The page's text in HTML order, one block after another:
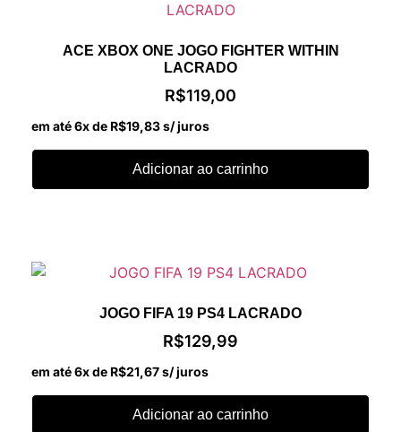
ACE XBOX ONE JOGO FIGHTER WITHIN
LACRADO
R$119,00
em até 6x de R$19,83s/ juros
Adicionar ao carrinho
JOGO FIFA 19 PS4 LACRADO
R$129,99
em até 6x de R$21,67s/ juros
Adicionar ao carrinho